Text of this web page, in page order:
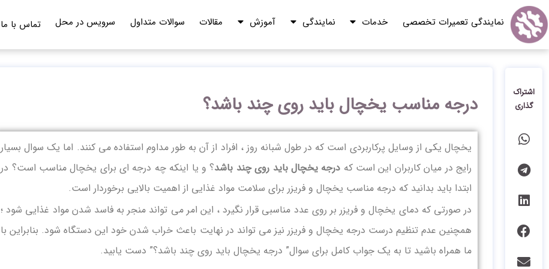
نمایندگی تعمیرات تخصصی خدمات نمایندگی آموزش مقالات سوالات متداول سرویس در محل تماس با ما
اشتراک
گذاری
درجه مناسب یخچال باید روی چند باشد؟
یخچال یکی از وسایل پرکاربردی است که در طول شبانه روز ، افراد از آن به طور مداوم استفاده می کنند. اما یک سوال بسیار
رایج در میان کاربران این است که درجه یخچال باید روی چند باشد؟ و یا اینکه چه درجه ای برای یخچال مناسب است؟ در
ابتدا باید بدانید که درجه مناسب یخچال و فریزر برای سلامت مواد غذایی از اهمیت بالایی برخوردار است.
در صورتی که دمای یخچال و فریزر بر روی عدد مناسبی قرار نگیرد ، این امر می تواند منجر به فاسد شدن مواد غذایی شود ؛
همچنین عدم تنظیم درست درجه یخچال و فریزر نیز می تواند در نهایت باعث خراب شدن خود این دستگاه شود. بنابراین با
ما همراه باشید تا به یک جواب کامل برای سوال” درجه یخچال باید روی چند باشد؟” دست یابید.